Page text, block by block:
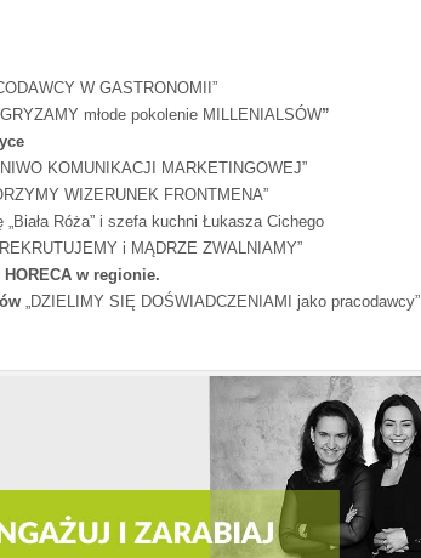
W GASTRONOMII”
młode pokolenie MILLENIALSÓW”
KOMUNIKACJI MARKETINGOWEJ”
WIZERUNEK FRONTMENA”
Róża” i szefa kuchni Łukasza Cichego
i MĄDRZE ZWALNIAMY”
w regionie.
„DZIELIMY SIĘ DOŚWIADCZENIAMI jako pracodawcy”